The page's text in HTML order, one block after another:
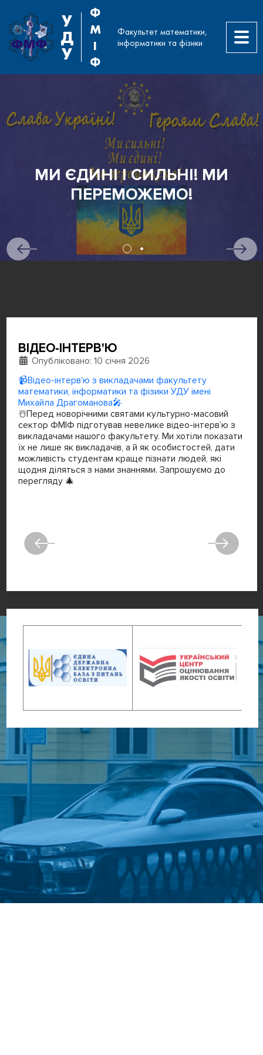
У
Д
У
Ф
М
І
Ф
Факультет математики,
інформатики та фізики
МИ ЄДИНІ І СИЛЬНІ! МИ
ПЕРЕМОЖЕМО!
ВІДЕО-ІНТЕРВ'Ю
Деталі
Опубліковано: 10 січня 2026
📹Відео-інтерв'ю з викладачами факультету
математики, інформатики та фізики УДУ імені
Михайла Драгоманова🎤
☃️Перед новорічними святами культурно-масовий
сектор ФМІФ підготував невелике відео-інтерв’ю з
викладачами нашого факультету. Ми хотіли показати
їх не лише як викладачів, а й як особистостей, дати
можливість студентам краще пізнати людей, які
щодня діляться з нами знаннями. Запрошуємо до
перегляду 🎄